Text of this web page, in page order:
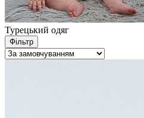
Турецький одяг
Фільтр